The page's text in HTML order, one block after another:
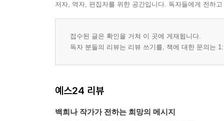
저자, 역자, 편집자를 위한 공간입니다. 독자들에게 전하
접수된 글은 확인을 거쳐 이 곳에 게재됩니다.
독자 분들의 리뷰는 리뷰 쓰기를, 책에 대한 문의는
예스24 리뷰
백희나 작가가 전하는 희망의 메시지